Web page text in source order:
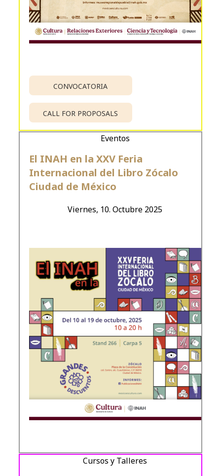
CONVOCATORIA
CALL FOR PROPOSALS
Viernes, 10. Octubre 2025
El INAH en la XXV Feria
Internacional del Libro Zócalo
Ciudad de México
Eventos
Cursos y Talleres